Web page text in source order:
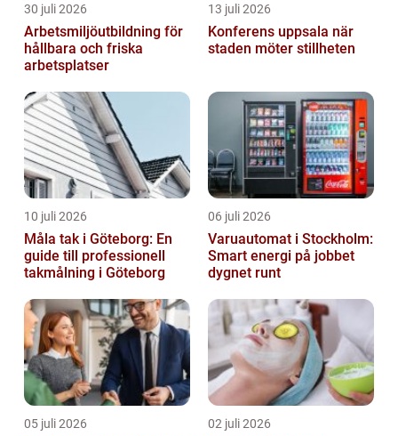
30 juli 2026
Arbetsmiljöutbildning för
hållbara och friska
arbetsplatser
13 juli 2026
Konferens uppsala när
staden möter stillheten
10 juli 2026
Måla tak i Göteborg: En
guide till professionell
takmålning i Göteborg
06 juli 2026
Varuautomat i Stockholm:
Smart energi på jobbet
dygnet runt
05 juli 2026 02 juli 2026